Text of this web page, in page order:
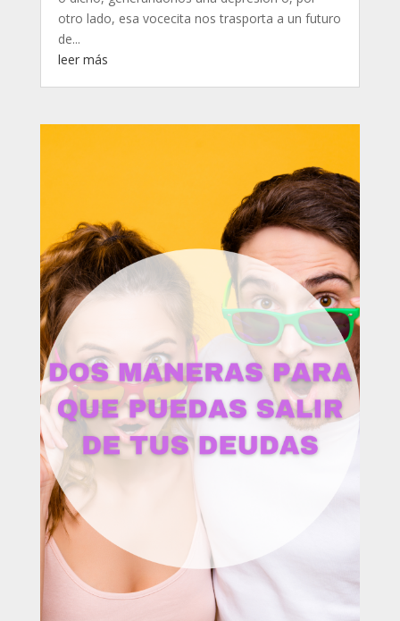
otro lado, esa vocecita nos trasporta a un futuro
de...
leer más